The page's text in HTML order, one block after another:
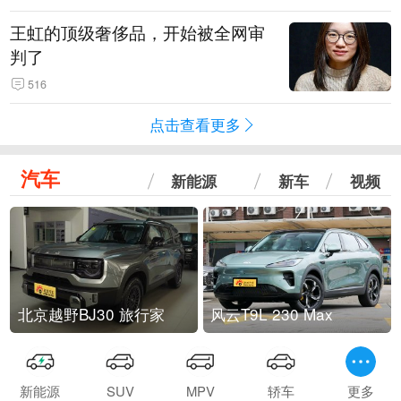
王虹的顶级奢侈品，开始被全网审
判了
516
点击查看更多
汽车 新能源 新车 视频
北京越野BJ30 旅行家 风云T9L 230 Max
新能源 SUV MPV 轿车 更多